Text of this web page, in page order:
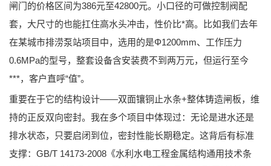
闸门的价格区间为386元至42800元。小口径的可做控制阀配
套，大尺寸的也能扛住高水头冲击，性价比*高。比如我们去年
在某城市排涝泵站项目中，选用的是Φ1200mm、工作压力
0.6MPa的型号，整套设备含安装费不到两万元，但运行至今
***，客户直呼“值”。
重要在于它的结构设计——双面镶铜止水条+整体铸造闸板，维
持的正反双向密封。我在多个项目中体现过：无论是进水还是
排水状态，只要启闭到位，密封性能长期稳定。这背后有标准
支撑： GB/T 14173-2008《水利水电工程金属结构通用技术条